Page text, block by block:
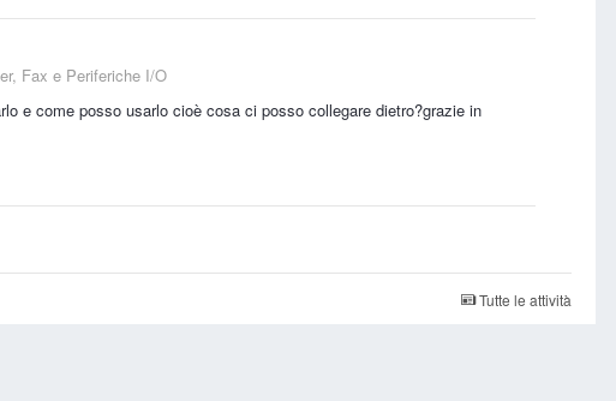
Fax e Periferiche I/O
e come posso usarlo cioè cosa ci posso collegare dietro?grazie in
Tutte le attività